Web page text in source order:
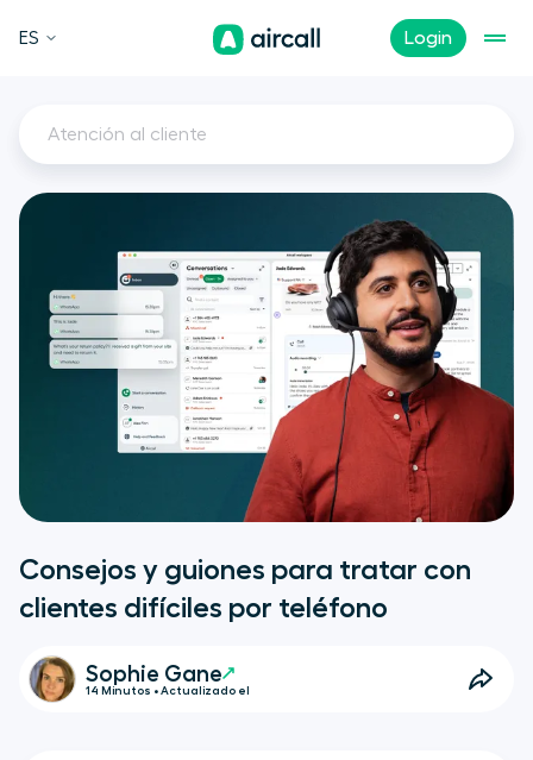
Login
ES
Atención al cliente
Consejos y guiones para tratar con
clientes difíciles por teléfono
Sophie Gane
14 Minutos • Actualizado el